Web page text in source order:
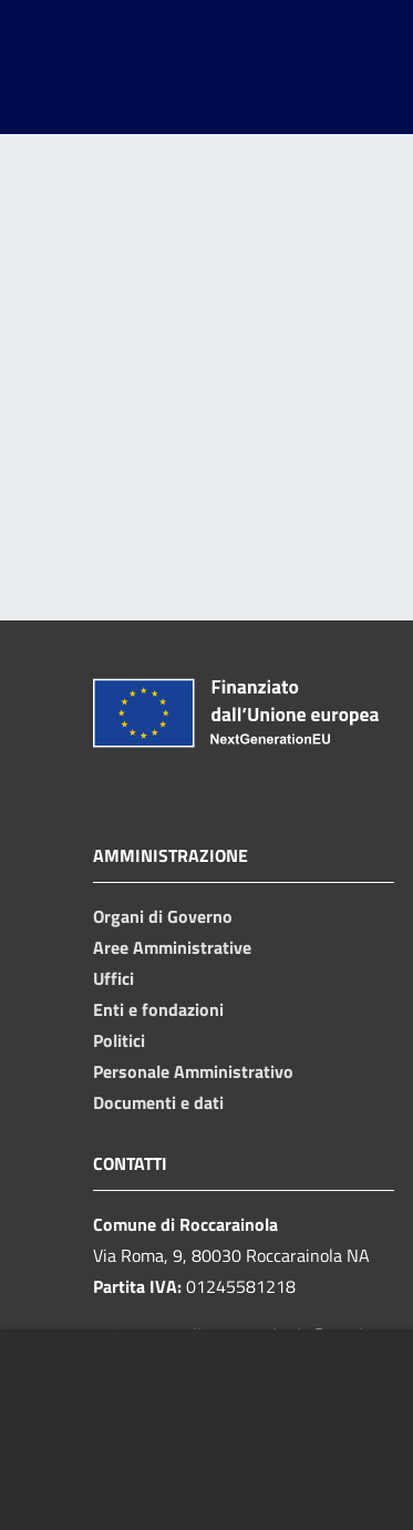
AMMINISTRAZIONE
Organi di Governo
Aree Amministrative
Uffici
Enti e fondazioni
Politici
Personale Amministrativo
Documenti e dati
CONTATTI
Comune di Roccarainola
Via Roma, 9, 80030 Roccarainola NA
Partita IVA:01245581218
protocollo.roccarainola@pec.it